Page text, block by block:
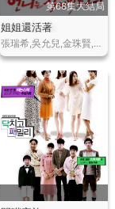
第68集大結局
姐姐還活著
張瑞希,吳允兒,金珠賢,金多順,李知勳,金周現